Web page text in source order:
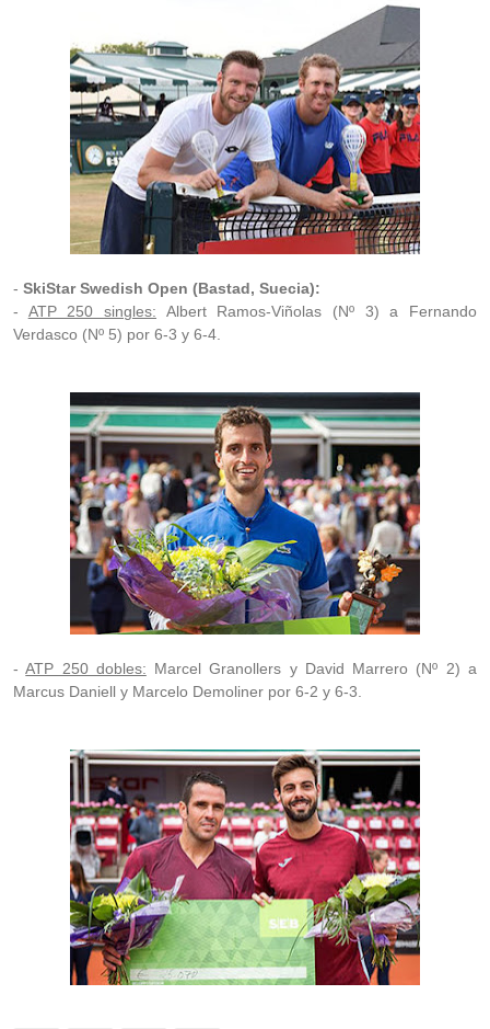
- SkiStar Swedish Open (Bastad, Suecia):
- ATP 250 singles: Albert Ramos-Viñolas (Nº 3) a Fernando
Verdasco (Nº 5) por 6-3 y 6-4.
-ATP 250 dobles: Marcel Granollers y David Marrero (Nº 2) a
Marcus Daniell y Marcelo Demoliner por 6-2 y 6-3.